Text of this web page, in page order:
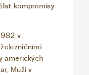
kompromisy
v
amerických
Muži v